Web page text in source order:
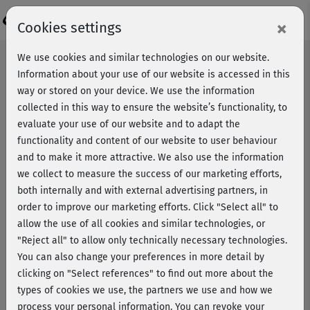
Power-Fatburning mit Nina
Cookies settings ×
We use cookies and similar technologies on our website.
Information about your use of our website is accessed in this
way or stored on your device. We use the information
collected in this way to ensure the website’s functionality, to
evaluate your use of our website and to adapt the
functionality and content of our website to user behaviour
and to make it more attractive. We also use the information
we collect to measure the success of our marketing efforts,
both internally and with external advertising partners, in
order to improve our marketing efforts. Click "Select all" to
allow the use of all cookies and similar technologies, or
"Reject all" to allow only technically necessary technologies.
You can also change your preferences in more detail by
clicking on "Select references" to find out more about the
types of cookies we use, the partners we use and how we
process your personal information. You can revoke your